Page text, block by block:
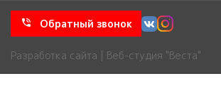
Обратный звонок
Разработка сайта | Веб-студия "Веста"